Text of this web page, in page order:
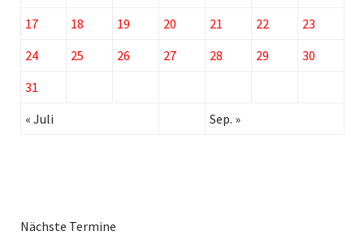
17
18 19 20 21 22
23
24
25 26 27 28 29
30
31
« Juli
Sep. »
Nächste Termine